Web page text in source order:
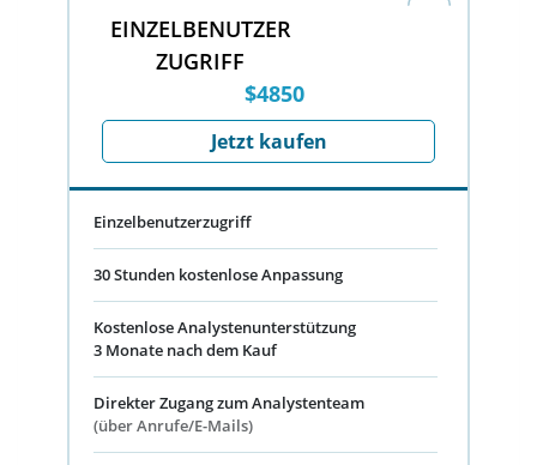
EINZELBENUTZER
ZUGRIFF
$4850
Jetzt kaufen
Einzelbenutzerzugriff
30 Stunden kostenlose Anpassung
Kostenlose Analystenunterstützung
3 Monate nach dem Kauf
Direkter Zugang zum Analystenteam
(über Anrufe/E-Mails)